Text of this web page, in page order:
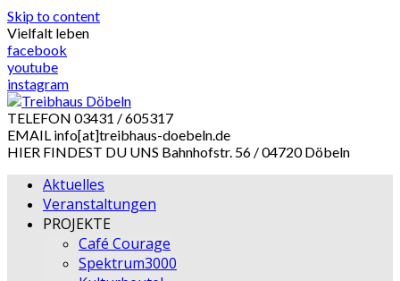
Skip to content
Vielfalt leben
facebook
youtube
instagram
TELEFON 03431 / 605317
EMAIL info[at]treibhaus-doebeln.de
HIER FINDEST DU UNS Bahnhofstr. 56 / 04720 Döbeln
Aktuelles
Veranstaltungen
PROJEKTE
Café Courage
Spektrum3000